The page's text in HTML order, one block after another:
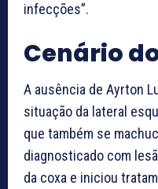
infecções”.
Cenário
A ausência de Ayrton
situação da lateral
que também se
diagnosticado com
da coxa e iniciou